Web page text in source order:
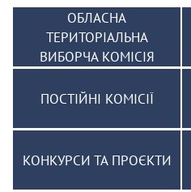
ОБЛАСНА
ТЕРИТОРІАЛЬНА
ВИБОРЧА КОМІСІЯ
ПОСТІЙНІ КОМІСІЇ
КОНКУРСИ ТА ПРОЄКТИ